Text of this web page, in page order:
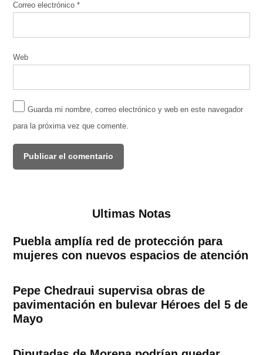
Correo electrónico*
Web
Guarda mi nombre, correo electrónico y web en este navegador
para la próxima vez que comente.
Ultimas Notas
Puebla amplía red de protección para
mujeres con nuevos espacios de atención
Pepe Chedraui supervisa obras de
pavimentación en bulevar Héroes del 5 de
Mayo